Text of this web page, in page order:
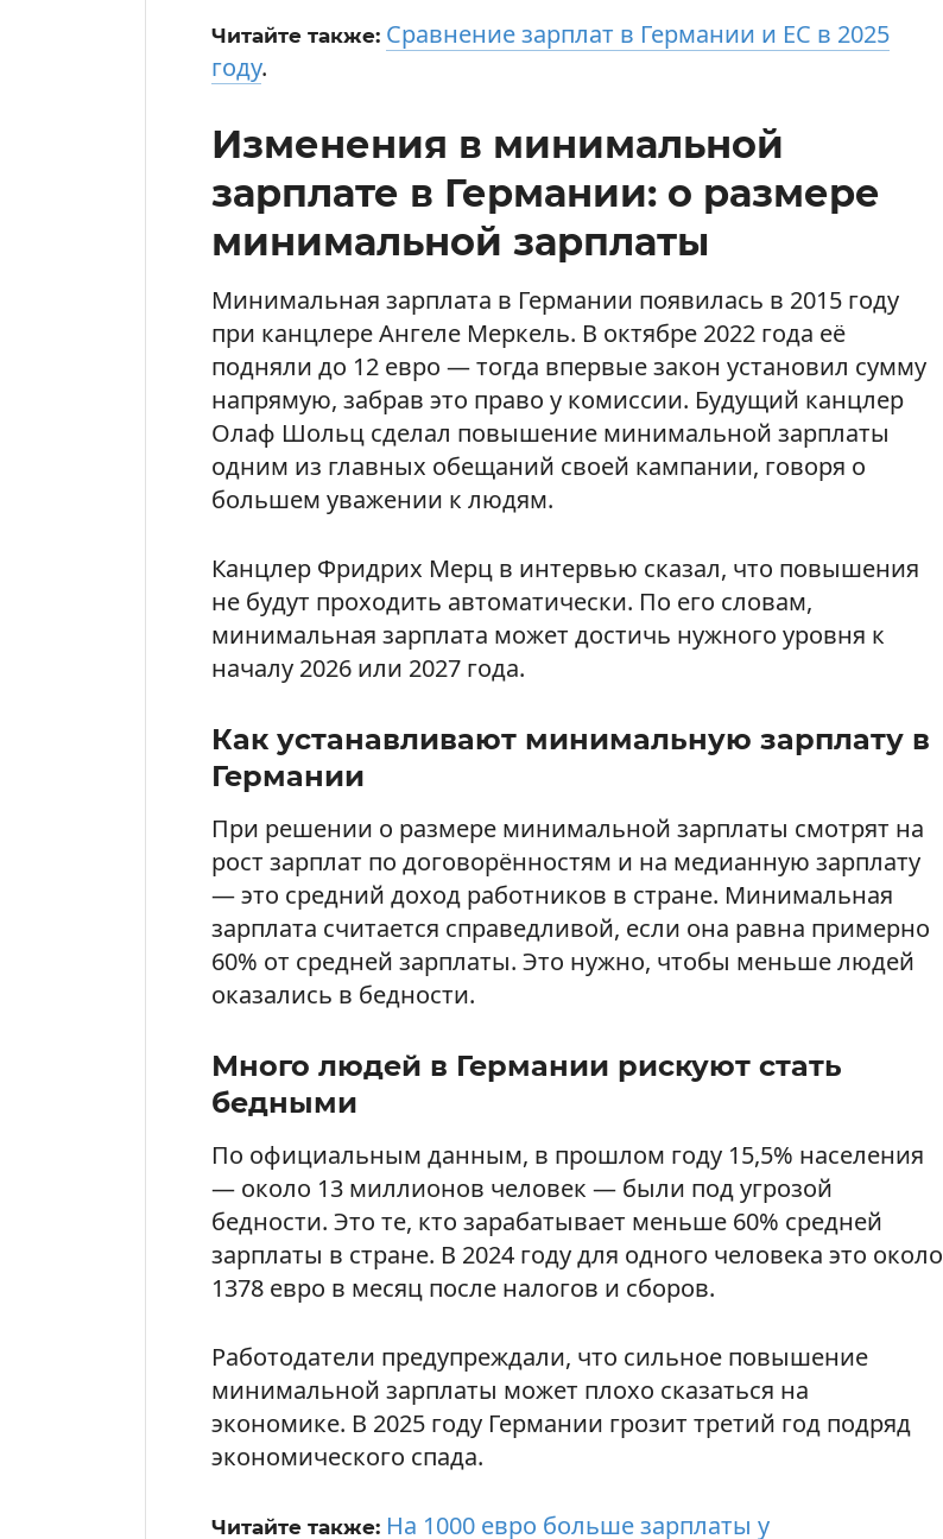
Читайте также: Сравнение зарплат в Германии и ЕС в 2025
году.
Изменения в минимальной
зарплате в Германии: о размере
минимальной зарплаты
Минимальная зарплата в Германии появилась в 2015 году
при канцлере Ангеле Меркель. В октябре 2022 года её
подняли до 12 евро — тогда впервые закон установил сумму
напрямую, забрав это право у комиссии. Будущий канцлер
Олаф Шольц сделал повышение минимальной зарплаты
одним из главных обещаний своей кампании, говоря о
большем уважении к людям.
Канцлер Фридрих Мерц в интервью сказал, что повышения
не будут проходить автоматически. По его словам,
минимальная зарплата может достичь нужного уровня к
началу 2026 или 2027 года.
Как устанавливают минимальную зарплату в
Германии
При решении о размере минимальной зарплаты смотрят на
рост зарплат по договорённостям и на медианную зарплату
— это средний доход работников в стране. Минимальная
зарплата считается справедливой, если она равна примерно
60% от средней зарплаты. Это нужно, чтобы меньше людей
оказались в бедности.
Много людей в Германии рискуют стать
бедными
По официальным данным, в прошлом году 15,5% населения
— около 13 миллионов человек — были под угрозой
бедности. Это те, кто зарабатывает меньше 60% средней
зарплаты в стране. В 2024 году для одного человека это около
1378 евро в месяц после налогов и сборов.
Работодатели предупреждали, что сильное повышение
минимальной зарплаты может плохо сказаться на
экономике. В 2025 году Германии грозит третий год подряд
экономического спада.
Читайте также: На 1000 евро больше зарплаты у